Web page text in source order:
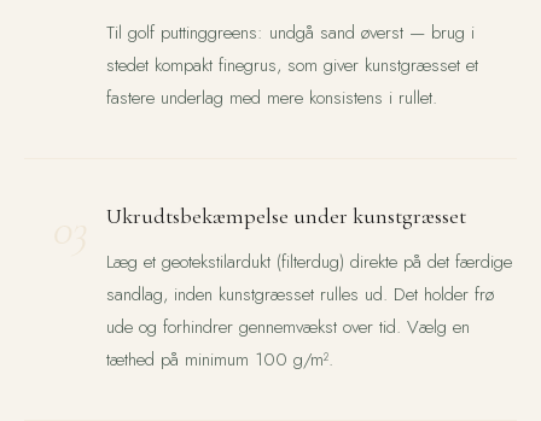
Til golf puttinggreens: undgå sand øverst — brug i
stedet kompakt finegrus, som giver kunstgræsset et
fastere underlag med mere konsistens i rullet.
Ukrudtsbekæmpelse under kunstgræsset
Læg et geotekstilardukt (filterdug) direkte på det færdige
sandlag, inden kunstgræsset rulles ud. Det holder frø
ude og forhindrer gennemvækst over tid. Vælg en
tæthed på minimum 100 g/m².